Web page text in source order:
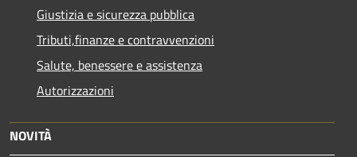
Giustizia e sicurezza pubblica
Tributi,finanze e contravvenzioni
Salute, benessere e assistenza
Autorizzazioni
NOVITÀ